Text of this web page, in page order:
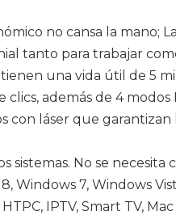
no cansa la mano;
tanto para trabajar
una vida útil de 5
además de 4 modos
con láser que
sistemas. No se necesita
Windows 7, Windows
IPTV, Smart TV,